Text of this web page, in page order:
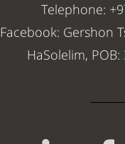
Telephone:
Facebook: Gershon
HaSolelim,